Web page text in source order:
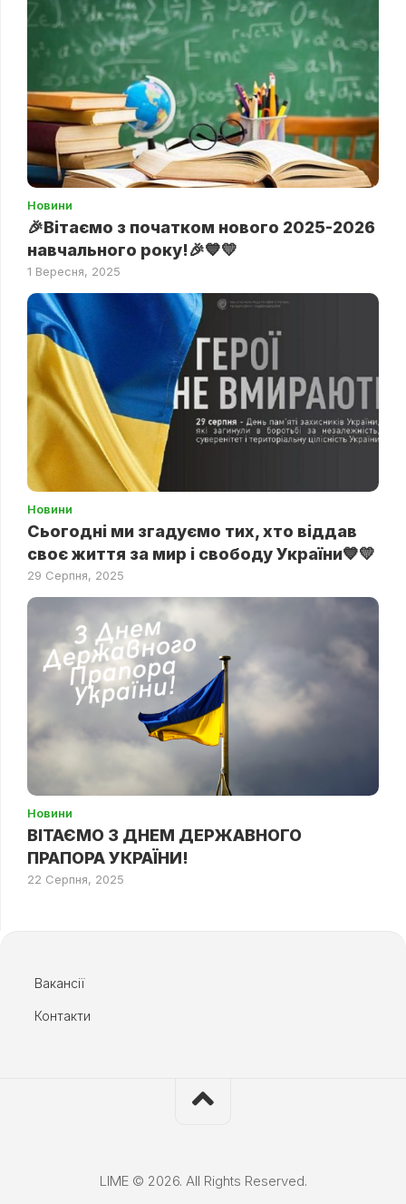
Новини
🎉Вітаємо з початком нового 2025-2026
навчального року!🎉💙💛
1 Вересня, 2025
Новини
Сьогодні ми згадуємо тих, хто віддав
своє життя за мир і свободу України💙💛
29 Серпня, 2025
Новини
ВІТАЄМО З ДНЕМ ДЕРЖАВНОГО
ПРАПОРА УКРАЇНИ!
22 Серпня, 2025
Вакансії
Контакти
LIME © 2026. All Rights Reserved.